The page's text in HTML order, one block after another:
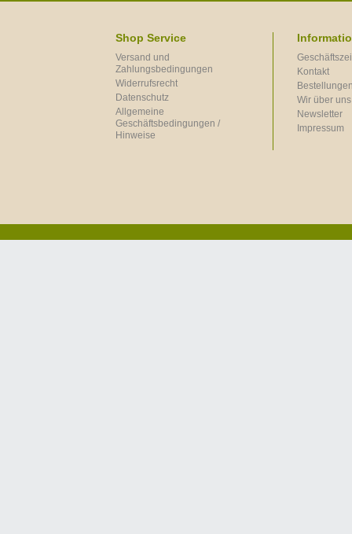
Shop Service
Versand und
Zahlungsbedingungen
Widerrufsrecht
Datenschutz
Allgemeine
Geschäftsbedingungen /
Hinweise
Kontakt
Wir über uns
Newsletter
Impressum